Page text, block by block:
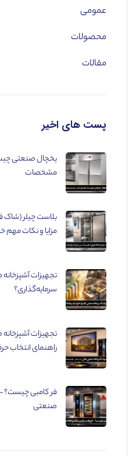
عمومی
محصولات
مقالات
پست های اخیر
یخچال صنعتی
مشخصات
بلاست چیلر (شاک
مزایا و نکات مهم
تجهیزات
سرمایه‌گذاری؟
تجهیزات
راهنمای انتخاب
فر کامبی چیست؟ –
صنعتی